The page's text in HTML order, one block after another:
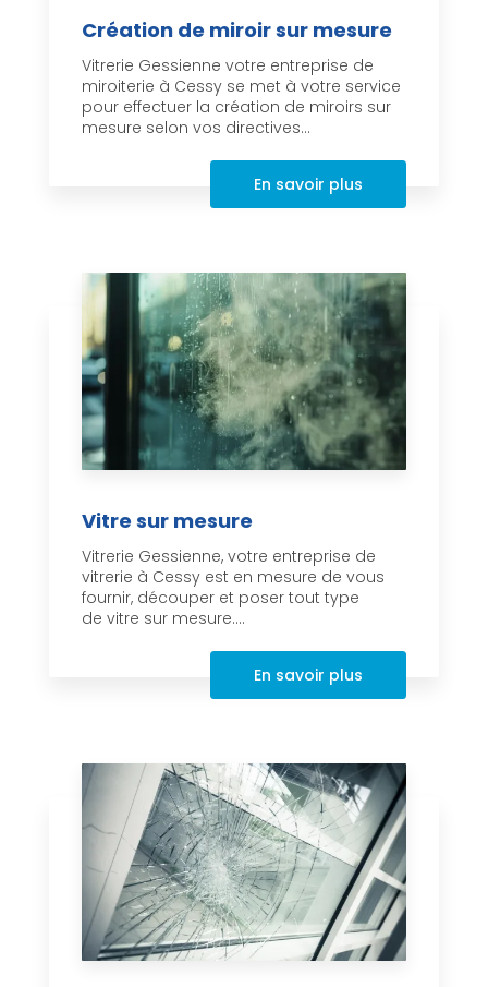
Création de miroir sur mesure
Vitrerie Gessienne votre entreprise de
miroiterie à Cessy se met à votre service
pour effectuer la création de miroirs sur
mesure selon vos directives...
En savoir plus
Vitre sur mesure
Vitrerie Gessienne, votre entreprise de
vitrerie à Cessy est en mesure de vous
fournir, découper et poser tout type
de vitre sur mesure....
En savoir plus